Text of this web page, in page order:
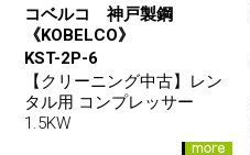
コベルコ 神戸製鋼
《KOBELCO》
KST-2P-6
【クリーニング中古】レン
タル用 コンプレッサー
1.5KW